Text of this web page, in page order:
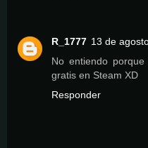
R_1777 13 de
No entiendo
gratis en Steam XD
Responder